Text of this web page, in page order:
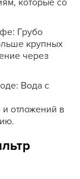
которые со
Грубо
крупных
через
Вода с
отложений в